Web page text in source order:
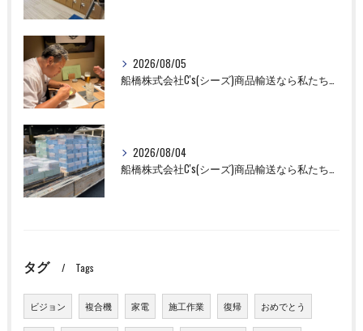
2026/08/05
船橋株式会社C's(シーズ)商品輸送なら私たちにお任せください！お取引先様との交流を深めました！
2026/08/04
船橋株式会社C's(シーズ)商品輸送なら私たちにお任せください！
タグ Tags
ビジョン 複合機 家電 施工作業 復帰 おめでとう